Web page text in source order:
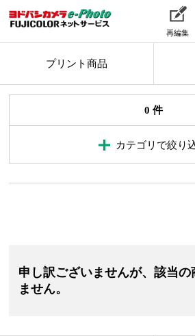
再編集
プリント商品
0 件
カテゴリで絞り
申し訳ございませんが、該当の
ません。